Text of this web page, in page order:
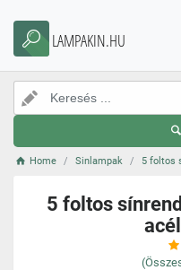
LAMPAKIN.HU
Home Sinlampak 5 foltos
5 foltos